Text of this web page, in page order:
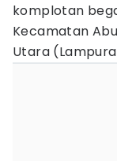
komplotan
Kecamatan
Utara